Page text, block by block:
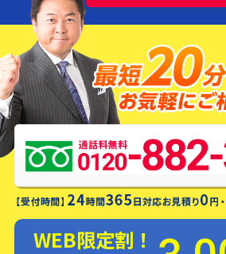
水漏れ・つまり・修理お電
にお伺いします
WEB限定割！